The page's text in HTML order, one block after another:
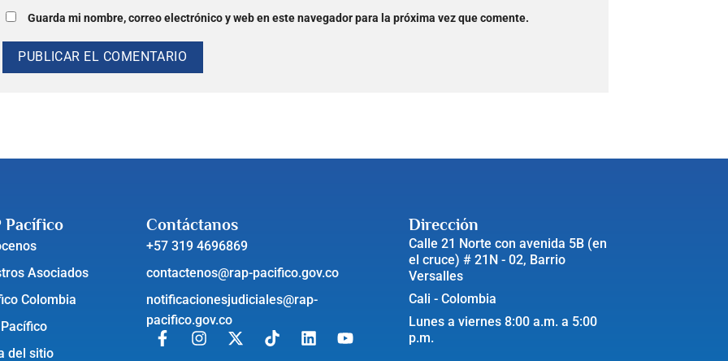
Guarda mi nombre, correo electrónico y web en este navegador para la próxima vez que comente.
Pacífico
Asociados
Colombia
del sitio
Contáctanos
+57 319 4696869
contactenos@rap-pacifico.gov.co
notificacionesjudiciales@rap-
pacifico.gov.co
Dirección
Calle 21 Norte con avenida 5B (en
el cruce) # 21N - 02, Barrio
Versalles
Cali - Colombia
Lunes a viernes 8:00 a.m. a 5:00
p.m.